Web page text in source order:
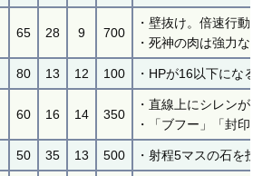
65 28 9 700
・壁抜け。倍速行
・死神の肉は強力
80 13 12 100 ・HPが16以下にな
60 16 14 350
・直線上にシレン
・「ブフー」「封
50 35 13 500 ・射程5マスの石を